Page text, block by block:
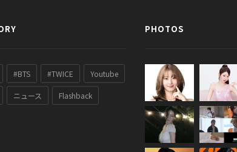
#BTS #TWICE Youtube
ニュース Flashback
PHOTOS